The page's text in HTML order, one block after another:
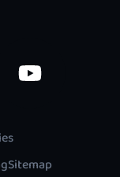
Sitemap